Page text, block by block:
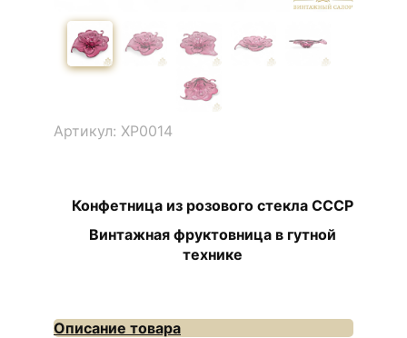
Конфетница из розового стекла СССР
Винтажная фруктовница в гутной
технике
Описание товара
Артикул: ХР0014